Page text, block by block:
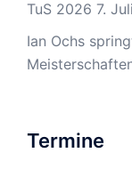
TuS 2026 7.
Ian Ochs
Termine